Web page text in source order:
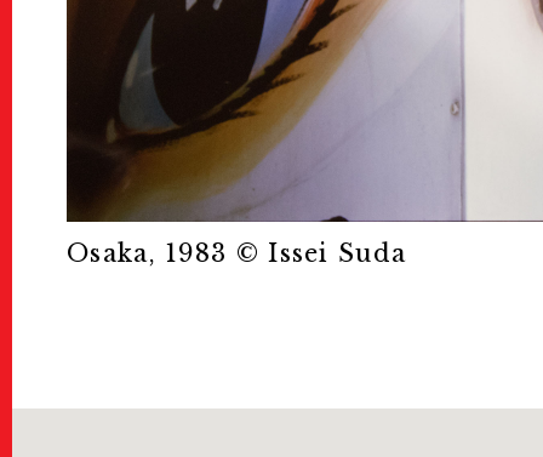
Osaka, 1983 ©︎ Issei Suda
KG Friends/
KGフレンズ/寄付について
Press
プレス